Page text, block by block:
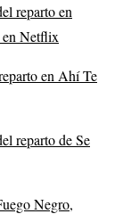
reparto en
en Netflix
en Ahí Te
reparto de Se
Negro,